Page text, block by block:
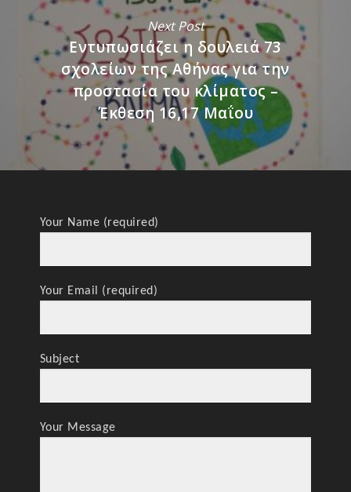
Next Post
Εντυπωσιάζει η δουλειά 73
σχολείων της Αθήνας για την
προστασία του κλίματος –
Έκθεση 16,17 Μαΐου
Your Name (required)
Your Email (required)
Subject
Your Message